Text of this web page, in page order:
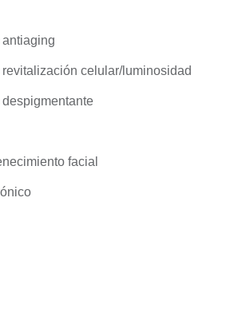
revitalización celular/luminosidad
facial